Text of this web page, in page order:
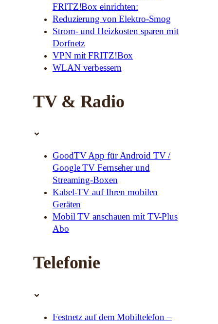
FRITZ!Box einrichten:
Reduzierung von Elektro-Smog
Strom- und Heizkosten sparen mit
Dorfnetz
VPN mit FRITZ!Box
WLAN verbessern
TV & Radio
GoodTV App für Android TV /
Google TV Fernseher und
Streaming-Boxen
Kabel-TV auf Ihren mobilen
Geräten
Mobil TV anschauen mit TV-Plus
Abo
Telefonie
Festnetz auf dem Mobiltelefon –